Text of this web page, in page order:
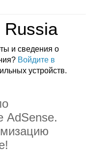
Russia
и сведения о
Войдите в
устройств.
AdSense.